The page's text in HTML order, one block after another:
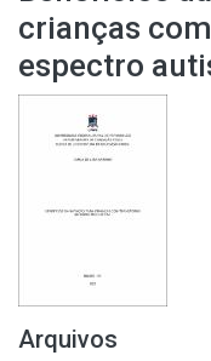
crianças
espectro
Arquivos